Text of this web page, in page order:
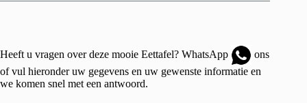
Heeft u vragen over deze mooie Eettafel? WhatsApp
ons
of vul hieronder uw gegevens en uw gewenste informatie en
we komen snel met een antwoord.